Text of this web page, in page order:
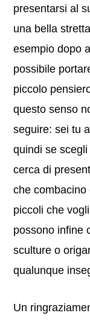
presentarsi al
una bella
esempio dopo
possibile
piccolo
questo senso
seguire: sei tu
quindi se
cerca di
che combacino
piccoli che
possono infine
sculture o
qualunque
Un